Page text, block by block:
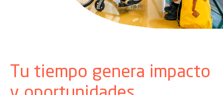
Tu tiempo genera impacto